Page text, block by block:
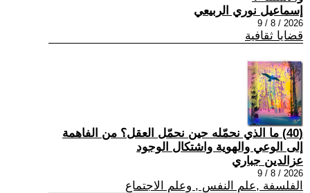
إسماعيل نوري الربيعي
2026 / 8 / 9
قضايا ثقافية
(40) ما الذي نحمّله حين نحمّل العقل؟ من الفاهمة
إلى الوعي والهوية واشتكال الوجود
عزالدين جباري
2026 / 8 / 9
الفلسفة ,علم النفس , وعلم الاجتماع